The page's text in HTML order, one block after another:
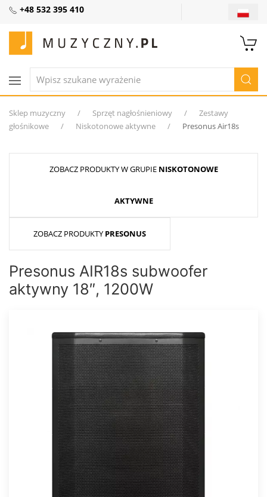
+48 532 395 410
Sklep muzyczny Sprzęt nagłośnieniowy
Zestawy
głośnikowe
Niskotonowe aktywne Presonus Air18s
ZOBACZ PRODUKTY W GRUPIE NISKOTONOWE
AKTYWNE
ZOBACZ PRODUKTY PRESONUS
Presonus AIR18s subwoofer
aktywny 18″, 1200W